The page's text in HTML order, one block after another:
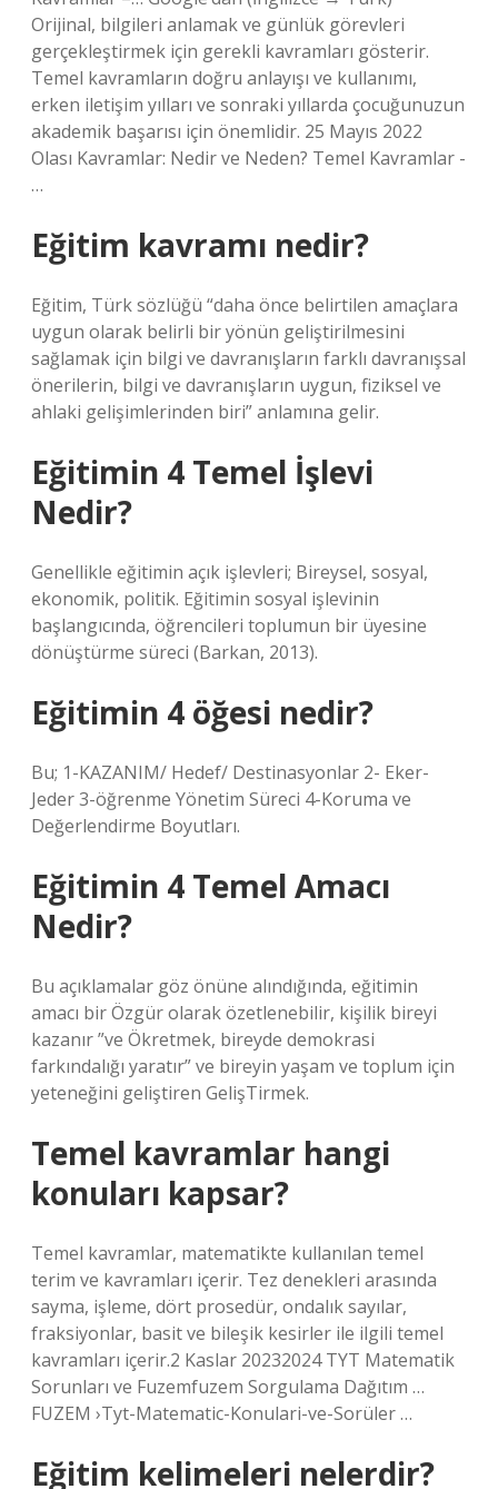
Orijinal, bilgileri anlamak ve günlük görevleri
gerçekleştirmek için gerekli kavramları gösterir.
Temel kavramların doğru anlayışı ve kullanımı,
erken iletişim yılları ve sonraki yıllarda çocuğunuzun
akademik başarısı için önemlidir. 25 Mayıs 2022
Olası Kavramlar: Nedir ve Neden? Temel Kavramlar -
…
Eğitim kavramı nedir?
Eğitim, Türk sözlüğü “daha önce belirtilen amaçlara
uygun olarak belirli bir yönün geliştirilmesini
sağlamak için bilgi ve davranışların farklı davranışsal
önerilerin, bilgi ve davranışların uygun, fiziksel ve
ahlaki gelişimlerinden biri” anlamına gelir.
Eğitimin 4 Temel İşlevi
Nedir?
Genellikle eğitimin açık işlevleri; Bireysel, sosyal,
ekonomik, politik. Eğitimin sosyal işlevinin
başlangıcında, öğrencileri toplumun bir üyesine
dönüştürme süreci (Barkan, 2013).
Eğitimin 4 öğesi nedir?
Bu; 1-KAZANIM/ Hedef/ Destinasyonlar 2- Eker-
Jeder 3-öğrenme Yönetim Süreci 4-Koruma ve
Değerlendirme Boyutları.
Eğitimin 4 Temel Amacı
Nedir?
Bu açıklamalar göz önüne alındığında, eğitimin
amacı bir Özgür olarak özetlenebilir, kişilik bireyi
kazanır ”ve Ökretmek, bireyde demokrasi
farkındalığı yaratır” ve bireyin yaşam ve toplum için
yeteneğini geliştiren GelişTirmek.
Temel kavramlar hangi
konuları kapsar?
Temel kavramlar, matematikte kullanılan temel
terim ve kavramları içerir. Tez denekleri arasında
sayma, işleme, dört prosedür, ondalık sayılar,
fraksiyonlar, basit ve bileşik kesirler ile ilgili temel
kavramları içerir.2 Kaslar 20232024 TYT Matematik
Sorunları ve Fuzemfuzem Sorgulama Dağıtım …
FUZEM ›Tyt-Matematic-Konulari-ve-Sorüler …
Eğitim kelimeleri nelerdir?